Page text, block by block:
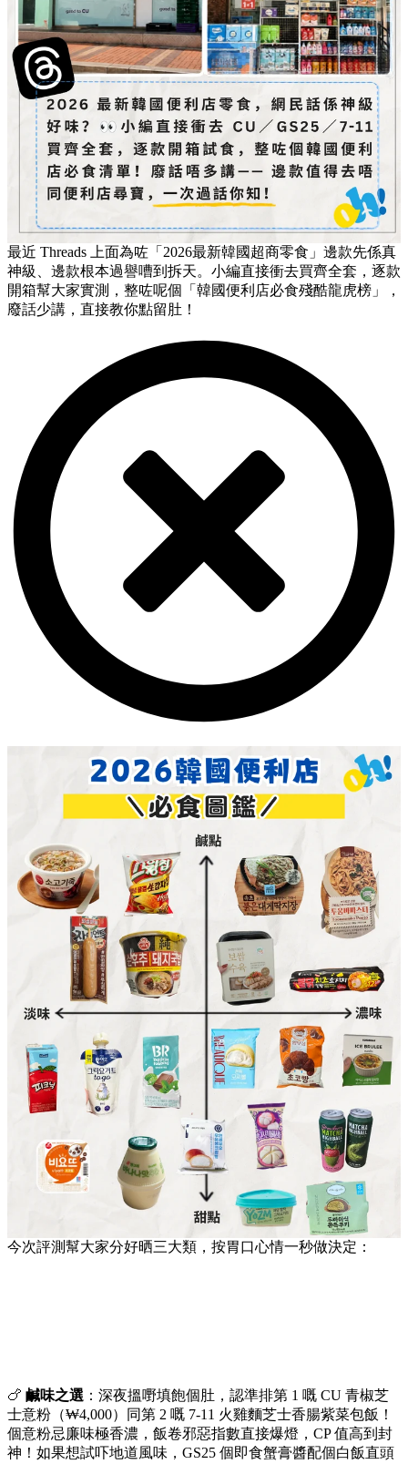
最近 Threads 上面為咗「2026最新韓國超商零食」邊款先係真
神級、邊款根本過譽嘈到拆天。小編直接衝去買齊全套，逐款
開箱幫大家實測，整咗呢個「韓國便利店必食殘酷龍虎榜」，
廢話少講，直接教你點留肚！
今次評測幫大家分好晒三大類，按胃口心情一秒做決定：
🍗 鹹味之選 ：深夜搵嘢填飽個肚，認準排第 1 嘅 CU 青椒芝
士意粉（₩4,000）同第 2 嘅 7-11 火雞麵芝士香腸紫菜包飯！
個意粉忌廉味極香濃，飯卷邪惡指數直接爆燈，CP 值高到封
神！如果想試吓地道風味，GS25 個即食蟹膏醬配個白飯直頭